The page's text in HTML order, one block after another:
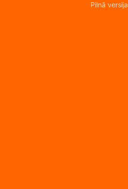
Pilnā versija